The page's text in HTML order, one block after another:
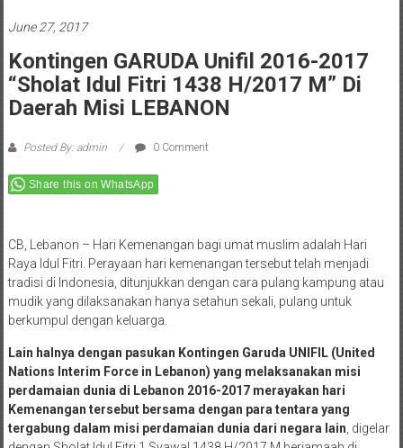
June 27, 2017
Kontingen GARUDA Unifil 2016-2017
“Sholat Idul Fitri 1438 H/2017 M” Di
Daerah Misi LEBANON
Posted By: admin 0 Comment
Share this on WhatsApp
CB, Lebanon – Hari Kemenangan bagi umat muslim adalah Hari
Raya Idul Fitri. Perayaan hari kemenangan tersebut telah menjadi
tradisi di Indonesia, ditunjukkan dengan cara pulang kampung atau
mudik yang dilaksanakan hanya setahun sekali, pulang untuk
berkumpul dengan keluarga.
Lain halnya dengan pasukan Kontingen Garuda UNIFIL (United
Nations Interim Force in Lebanon) yang melaksanakan misi
perdamaian dunia di Lebanon 2016-2017 merayakan hari
Kemenangan tersebut bersama dengan para tentara yang
tergabung dalam misi perdamaian dunia dari negara lain, digelar